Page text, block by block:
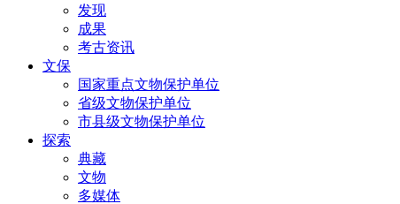
发现
成果
考古资讯
文保
国家重点文物保护单位
省级文物保护单位
市县级文物保护单位
探索
典藏
文物
多媒体